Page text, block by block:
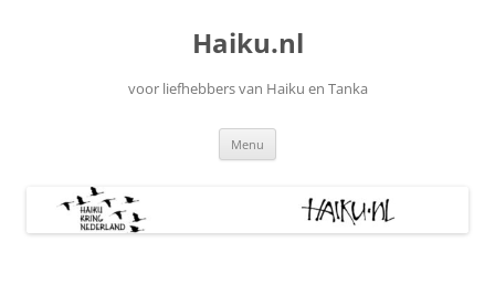
Haiku.nl
voor liefhebbers van Haiku en Tanka
Menu